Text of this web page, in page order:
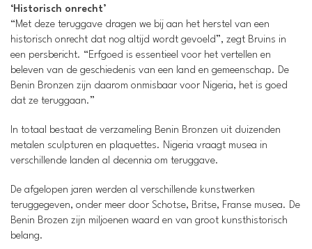
‘Historisch onrecht’
“Met deze teruggave dragen we bij aan het herstel van een
historisch onrecht dat nog altijd wordt gevoeld”, zegt Bruins in
een persbericht. “Erfgoed is essentieel voor het vertellen en
beleven van de geschiedenis van een land en gemeenschap. De
Benin Bronzen zijn daarom onmisbaar voor Nigeria, het is goed
dat ze teruggaan.”
In totaal bestaat de verzameling Benin Bronzen uit duizenden
metalen sculpturen en plaquettes. Nigeria vraagt musea in
verschillende landen al decennia om teruggave.
De afgelopen jaren werden al verschillende kunstwerken
teruggegeven, onder meer door Schotse, Britse, Franse musea. De
Benin Brozen zijn miljoenen waard en van groot kunsthistorisch
belang.